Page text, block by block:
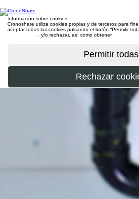
Información sobre cookies
Cronoshare utiliza cookies propias y de terceros para
aceptar todas las cookies pulsando el botón “Permitir
, y/o rechazar, así como obtener